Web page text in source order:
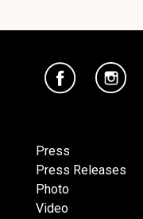
Press
Press Releases
Photo
Video